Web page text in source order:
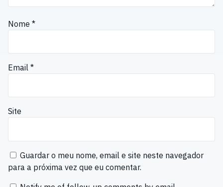
Nome *
Email *
Site
Guardar o meu nome, email e site neste navegador
para a próxima vez que eu comentar.